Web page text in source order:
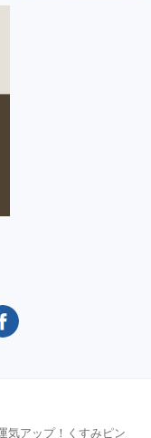
気アップ！くすみピン